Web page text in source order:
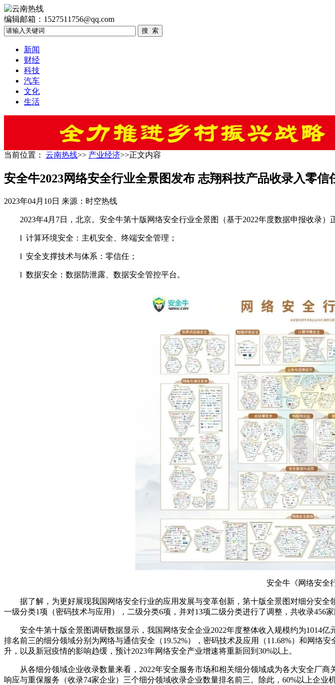
编辑邮箱：1527511756@qq.com
新闻
财经
科技
汽车
文化
生活
当前位置： 云南热线>> 产业经济>>正文内容
安全牛2023网络安全行业全景图发布 志翔科技产品收录入零信
2023年04月10日 来源：时空热线
2023年4月7日，北京。安全牛第十版网络安全行业全景图（基于2022年度数据申报收录
l 计算环境安全：主机安全、终端安全管理；
l 安全支撑技术与体系：零信任；
l 数据安全：数据防泄露、数据安全管控平台。
安全牛《网络安全
据了解，为更好展现我国网络安全行业的应用发展与变革创新，第十版全景图对细分安
一级分类1项（密码技术与应用），二级分类6项，并对13项二级分类进行了调整，共收录456
安全牛第十版全景图调研数据显示，我国网络安全企业2022年度整体收入规模约为1014
排名前三的细分领域分别为网络与通信安全（19.52%），密码技术及应用（11.68%）和网络
升，以及新冠疫情的影响趋缓，预计2023年网络安全产业增速将重新回到30%以上。
从各细分领域企业收录数量来看，2022年安全服务市场和相关细分领域成为各大安全厂
响应与重保服务（收录74家企业）三个细分领域收录企业数量排名前三。除此，60%以上企